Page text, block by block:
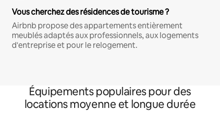
Vous cherchez des résidences de tourisme ?
Airbnb propose des appartements entièrement
meublés adaptés aux professionnels, aux logements
d'entreprise et pour le relogement.
Équipements populaires pour des
locations moyenne et longue durée